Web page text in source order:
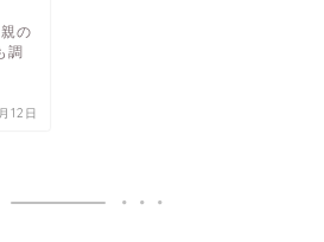
の
調
12日